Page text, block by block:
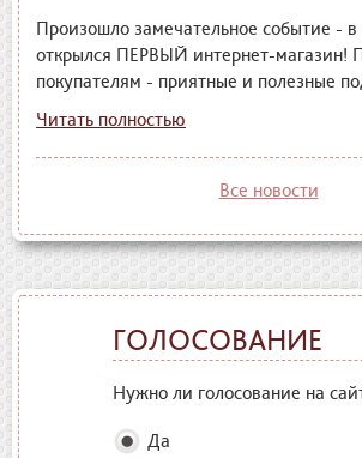
Произошло замечательное событие -
открылся ПЕРВЫЙ интернет-магазин!
покупателям - приятные и полезные
Читать полностью
Все новости
ГОЛОСОВАНИЕ
Нужно ли голосование на
Да